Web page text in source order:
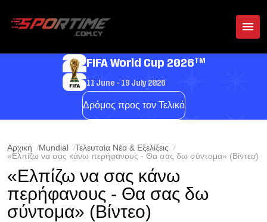
FIFA World Cup 2026TM
11 June - 19 July 2026
Δρόμος προς τον Τελικό
Αρχική Mundial
Τελευταία Νέα & Εξελίξεις
«Ελπίζω να σας κάνω περήφανους - Θα σας δω σύντομα» (Βίντεο)
«Ελπίζω να σας κάνω
περήφανους - Θα σας δω
σύντομα» (Βίντεο)